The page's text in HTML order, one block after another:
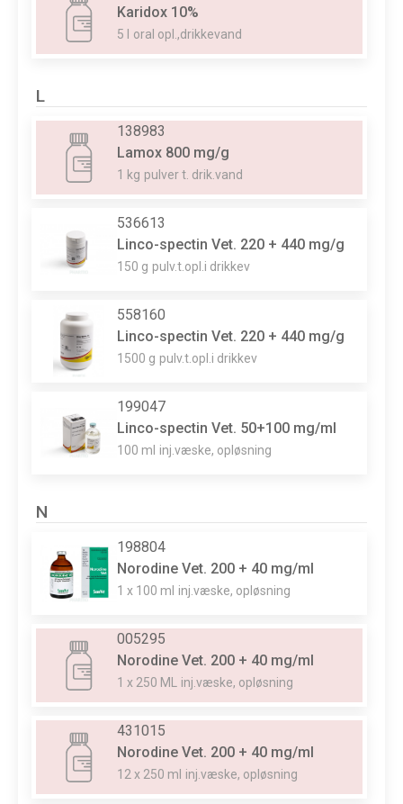
Karidox 10%
5 l oral opl.,drikkevand
L
138983
Lamox 800 mg/g
1 kg pulver t. drik.vand
536613
Linco-spectin Vet. 220 + 440 mg/g
150 g pulv.t.opl.i drikkev
558160
Linco-spectin Vet. 220 + 440 mg/g
1500 g pulv.t.opl.i drikkev
199047
Linco-spectin Vet. 50+100 mg/ml
100 ml inj.væske, opløsning
N
198804
Norodine Vet. 200 + 40 mg/ml
1 x 100 ml inj.væske, opløsning
005295
Norodine Vet. 200 + 40 mg/ml
1 x 250 ML inj.væske, opløsning
431015
Norodine Vet. 200 + 40 mg/ml
12 x 250 ml inj.væske, opløsning